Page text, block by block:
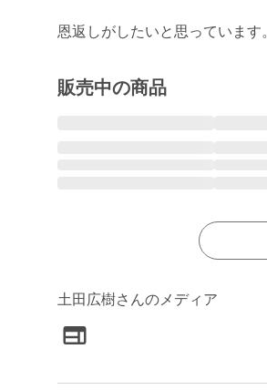
恩返しがしたいと思っています
販売中の商品
土田広樹さんのメディア